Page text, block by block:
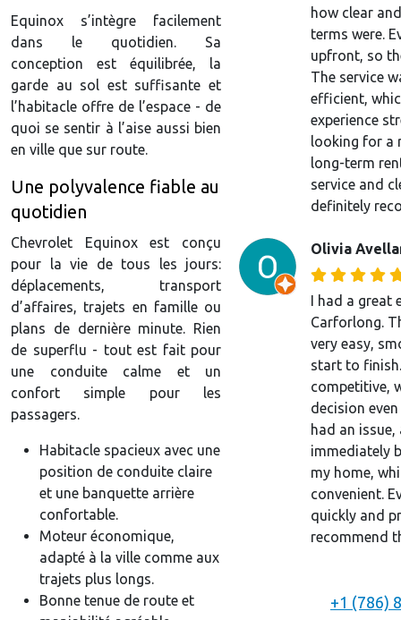
how clear
terms were.
upfront, so
The service
efficient,
experience
looking for a
long-term
service and
definitely
Olivia
I had a great
Carforlong.
very easy,
start to
competitive,
decision
had an
immediately
my home,
convenient.
quickly and
recommend
+1 (786)
Equinox s’intègre facilement
dans le quotidien. Sa
conception est équilibrée, la
garde au sol est suffisante et
l’habitacle offre de l’espace - de
quoi se sentir à l’aise aussi bien
en ville que sur route.
Une polyvalence fiable au
quotidien
Chevrolet Equinox est conçu
pour la vie de tous les jours:
déplacements, transport
d’affaires, trajets en famille ou
plans de dernière minute. Rien
de superflu - tout est fait pour
une conduite calme et un
confort simple pour les
passagers.
Habitacle spacieux avec une
position de conduite claire
et une banquette arrière
confortable.
Moteur économique,
adapté à la ville comme aux
trajets plus longs.
Bonne tenue de route et